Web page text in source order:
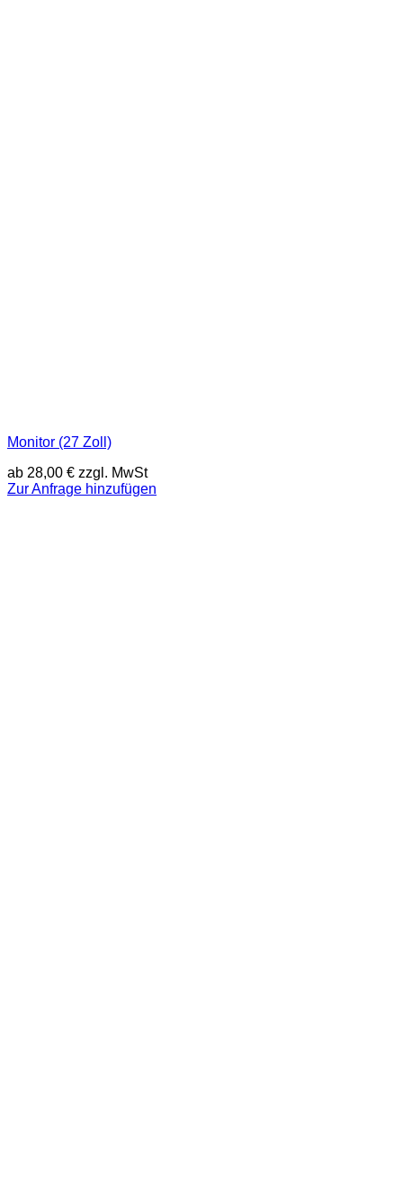
Monitor (27 Zoll)
ab 28,00 € zzgl. MwSt
Zur Anfrage hinzufügen